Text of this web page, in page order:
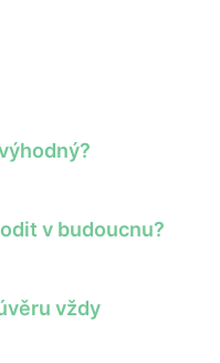
v budoucnu?
vždy